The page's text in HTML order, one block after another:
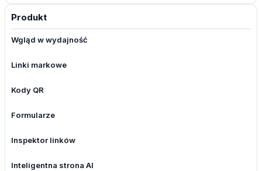
Produkt
Wgląd w wydajność
Linki markowe
Kody QR
Formularze
Inspektor linków
Inteligentna strona AI